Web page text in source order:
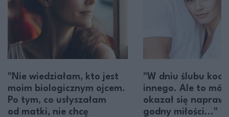
"Nie wiedziałam, kto jest
moim biologicznym ojcem.
Po tym, co usłyszałam
od matki, nie chcę
"W dniu ślubu
innego. Ale to mój
okazał się
godny miłości..."